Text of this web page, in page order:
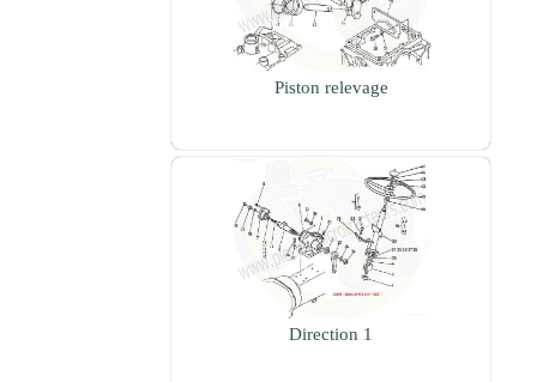
Piston relevage
Direction 1